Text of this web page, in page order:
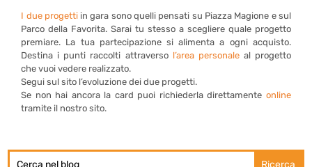
I due progettiin gara sono quelli pensati su Piazza Magione e sul
Parco della Favorita. Sarai tu stesso a scegliere quale progetto
premiare. La tua partecipazione si alimenta a ogni acquisto.
Destina i punti raccolti attraverso l’area personaleal progetto
che vuoi vedere realizzato.
Segui sul sito l’evoluzione dei due progetti.
Se non hai ancora la card puoi richiederla direttamente online
tramite il nostro sito.